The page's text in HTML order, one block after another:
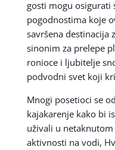
gosti mogu osigurati
pogodnostima koje
savršena destinacija
sinonim za prelepe
ronioce i ljubitelje
podvodni svet koji
Mnogi posetioci se
kajakarenje kako bi
uživali u
aktivnosti na vodi,